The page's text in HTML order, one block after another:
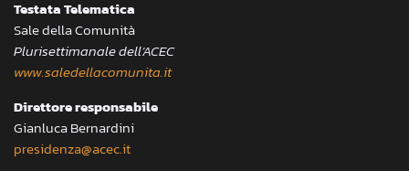
Testata Telematica
Sale della Comunità
Plurisettimanale dell’ACEC
www.saledellacomunita.it
Direttore responsabile
Gianluca Bernardini
presidenza@acec.it